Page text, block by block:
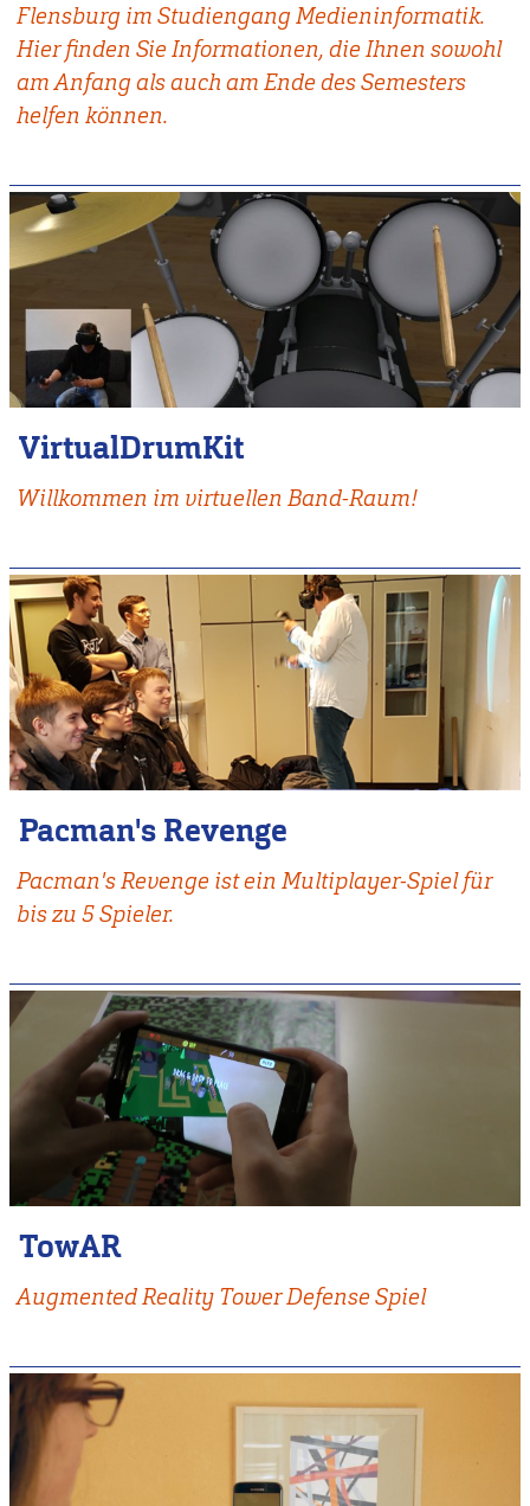
Flensburg im Studiengang Medieninformatik.
Hier finden Sie Informationen, die Ihnen sowohl
am Anfang als auch am Ende des Semesters
helfen können.
VirtualDrumKit
Willkommen im virtuellen Band-Raum!
Pacman's Revenge
Pacman's Revenge ist ein Multiplayer-Spiel für
bis zu 5 Spieler.
TowAR
Augmented Reality Tower Defense Spiel